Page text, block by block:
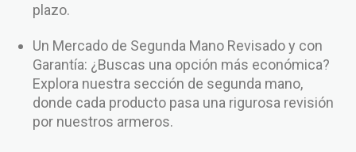
plazo.
Un Mercado de Segunda Mano Revisado y con
Garantía: ¿Buscas una opción más económica?
Explora nuestra sección de segunda mano,
donde cada producto pasa una rigurosa revisión
por nuestros armeros.